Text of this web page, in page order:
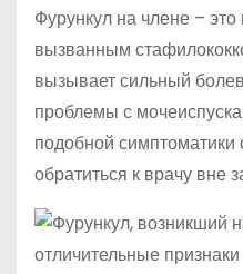
Фурункул на члене –
вызванным
вызывает сильный
проблемы с
подобной симптоматики
обратиться к врачу вне